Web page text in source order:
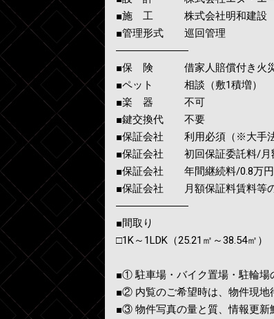
■施 工 株式会社明和建設
■管理形式 巡回管理
―――――――
■保 険 借家人賠償付き火災
■ペット 相談（敷1積増）
■楽 器 不可
■鍵交換代 不要
■保証会社 利用必須（※大手法
■保証会社 初回保証委託料/月
■保証会社 年間継続料/0.8万円
■保証会社 月額保証料賃料等
―――――――
■間取り
□1K～1LDK（25.21㎡～38.54㎡）
■① 駐車場・バイク置場・駐輪場
■② 内覧のご希望時は、物件現地
■③ 物件写真の量と質、情報更新